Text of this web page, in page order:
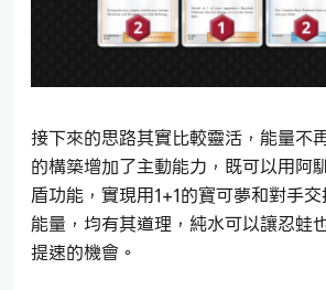
接下來的思路其實比較靈活，能量不
的構築增加了主動能力，既可以用阿
盾功能，實現用1+1的寶可夢和對手
能量，均有其道理，純水可以讓忍蛙
提速的機會。